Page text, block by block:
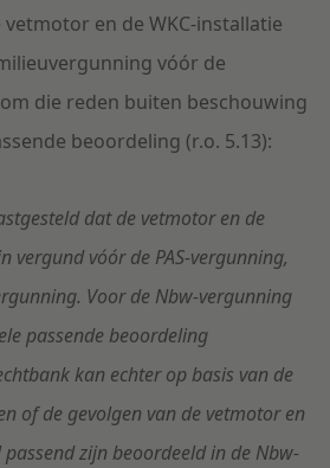
en de WKC-installatie
vóór de
die reden buiten beschouwing
beoordeling (r.o. 5.13):
dat de vetmotor en de
vergund vóór de PAS-vergunning,
Voor de Nbw-vergunning
passende beoordeling
kan echter op basis van de
of de gevolgen van de vetmotor en
zijn beoordeeld in de Nbw-